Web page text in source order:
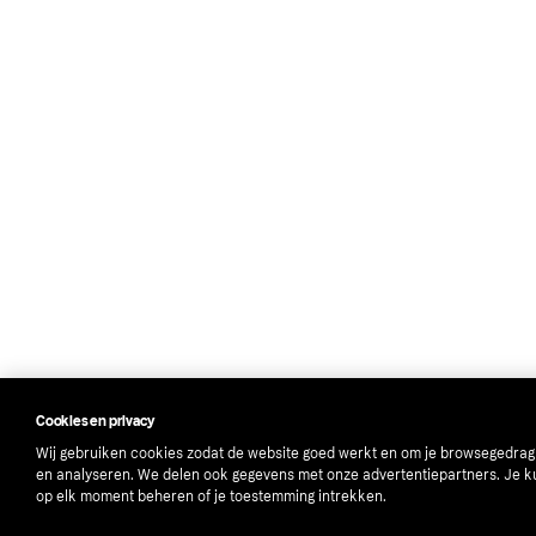
Cookies en privacy
Wij gebruiken cookies zodat de website goed werkt en om je
en analyseren. We delen ook gegevens met onze advertentiepartners. Je
op elk moment beheren of je toestemming intrekken.